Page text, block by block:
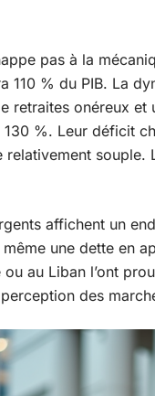
pas à la
110 % du PIB. La
retraites onéreux et
130 %. Leur déficit
affichent un
une dette en
au Liban l’ont
des